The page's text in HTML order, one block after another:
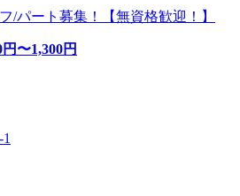
/パート募集！【無資格歓迎！】
円〜1,300円